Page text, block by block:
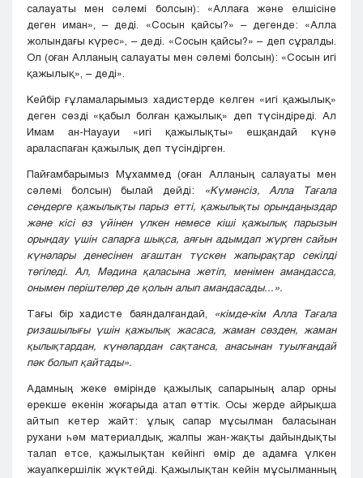
салауаты мен сәлемі болсын): «Аллаға және елшісіне
деген иман», – деді. «Сосын қайсы?» – дегенде: «Алла
жолындағы күрес», – деді. «Сосын қайсы?» – деп сұралды.
Ол (оған Алланың салауаты мен сәлемі болсын): «Сосын игі
қажылық», – деді».
Кейбір ғұламаларымыз хадистерде келген «игі қажылық»
деген сөзді «қабыл болған қажылық» деп түсіндіреді. Ал
Имам ан-Науауи «игі қажылықты» ешқандай күнә
араласпаған қажылық деп түсіндірген.
Пайғамбарымыз Мұхаммед (оған Алланың салауаты мен
сәлемі болсын) былай дейді:
«Күмәнсіз, Алла Тағала
сендерге қажылықты парыз етті, қажылықты орындаңыздар
және кісі өз үйінен үлкен немесе кіші қажылық парызын
орындау үшін сапарға шықса, аяғын адымдап жүрген сайын
күнәлары денесінен ағаштан түскен жапырақтар секілді
төгіледі. Ал, Мәдина қаласына жетіп, менімен амандасса,
онымен періштелер де қолын алып амандасады...».
Тағы бір хадисте баяндалғандай,
«кімде-кім Алла Тағала
ризашылығы үшін қажылық жасаса, жаман сөзден, жаман
қылықтардан, күнәлардан сақтанса, анасынан туылғандай
пәк болып қайтады».
Адамның жеке өмірінде қажылық сапарының алар орны
ерекше екенін жоғарыда атап өттік. Осы жерде айрықша
айтып кетер жайт: ұлық сапар мұсылман баласынан
рухани һәм материалдық, жалпы жан-жақты дайындықты
талап етсе, қажылықтан кейінгі өмір де адамға үлкен
жауапкершілік жүктейді. Қажылықтан кейін мұсылманның